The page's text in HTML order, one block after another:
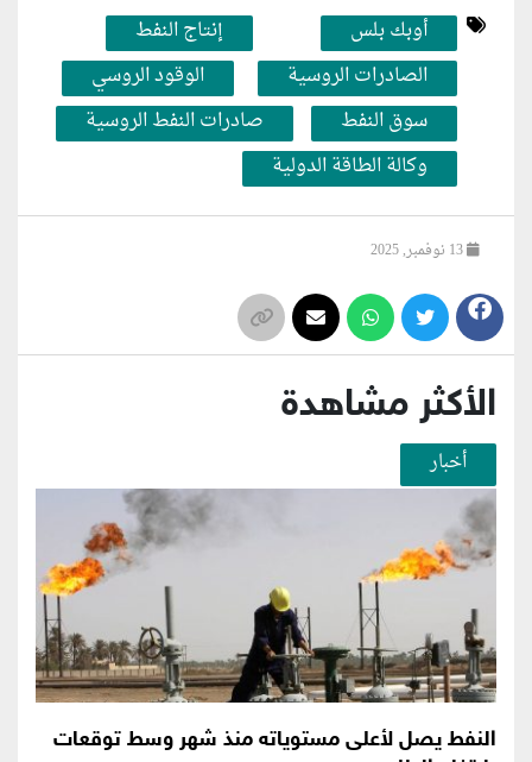
أوبك بلس
إنتاج النفط
الصادرات الروسية
الوقود الروسي
سوق النفط
صادرات النفط الروسية
وكالة الطاقة الدولية
الأكثر مشاهدة
أخبار
النفط يصل لأعلى مستوياته منذ شهر وسط توقعات